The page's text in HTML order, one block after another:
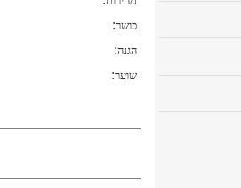
כושר:
הגנה:
שוער: